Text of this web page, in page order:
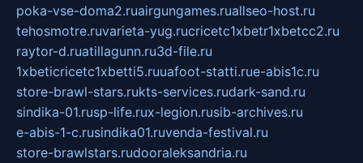
poka-vse-doma2.ruairgungames.ruallseo-host.ru
tehosmotre.ruvarieta-yug.rucricetc1xbetr1xbetcc2.ru
raytor-d.ruatillagunn.ru3d-file.ru
1xbeticricetc1xbetti5.ruuafoot-statti.rue-abis1c.ru
store-brawl-stars.rukts-services.rudark-sand.ru
sindika-01.rusp-life.rux-legion.rusib-archives.ru
e-abis-1-c.rusindika01.ruvenda-festival.ru
store-brawlstars.rudooraleksandria.ru